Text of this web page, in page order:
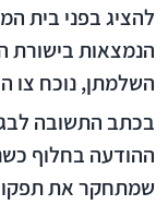
להציג בפני בית
הנמצאות בישורת
השלמתן, נוכח צו
בכתב התשובה
ההודעה בחלוף
שמתחקר את